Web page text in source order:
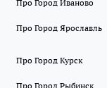
Про Город Иваново
Про Город Ярославль
Про Город Курск
Про Город Рыбинск